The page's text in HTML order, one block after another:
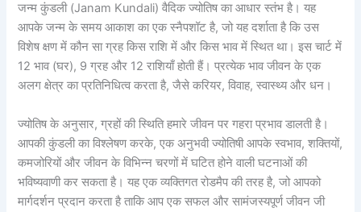
जन्म कुंडली (Janam Kundali) वैदिक ज्योतिष का आधार स्तंभ है। यह
आपके जन्म के समय आकाश का एक स्नैपशॉट है, जो यह दर्शाता है कि उस
विशेष क्षण में कौन सा ग्रह किस राशि में और किस भाव में स्थित था। इस चार्ट में
12 भाव (घर), 9 ग्रह और 12 राशियाँ होती हैं। प्रत्येक भाव जीवन के एक
अलग क्षेत्र का प्रतिनिधित्व करता है, जैसे करियर, विवाह, स्वास्थ्य और धन।
ज्योतिष के अनुसार, ग्रहों की स्थिति हमारे जीवन पर गहरा प्रभाव डालती है।
आपकी कुंडली का विश्लेषण करके, एक अनुभवी ज्योतिषी आपके स्वभाव, शक्तियों,
कमजोरियों और जीवन के विभिन्न चरणों में घटित होने वाली घटनाओं की
भविष्यवाणी कर सकता है। यह एक व्यक्तिगत रोडमैप की तरह है, जो आपको
मार्गदर्शन प्रदान करता है ताकि आप एक सफल और सामंजस्यपूर्ण जीवन जी